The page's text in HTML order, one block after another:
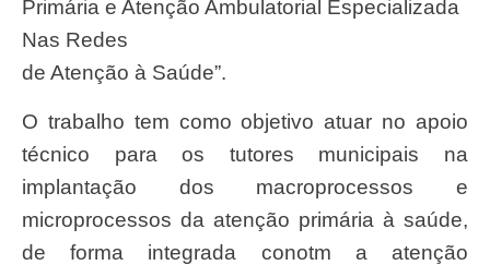
Primária e Atenção Ambulatorial Especializada
Nas Redes
de Atenção à Saúde”.
O trabalho tem como objetivo atuar no apoio
técnico
para os tutores municipais na
implantação
dos macroprocessos e
microprocessos da atenção primária à saúde,
de forma integrada conotm
a atenção